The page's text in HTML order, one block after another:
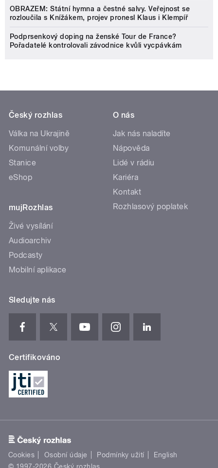
OBRAZEM: Státní hymna a čestné salvy. Veřejnost se
rozloučila s Knížákem, projev pronesl Klaus i Klempíř
Podprsenkový doping na ženské Tour de France?
Pořadatelé kontrolovali závodnice kvůli vycpávkám
Český rozhlas
Válka na Ukrajině
Komunální volby
Stanice
eShop
mujRozhlas
Živé vysílání
Audioarchiv
Podcasty
Mobilní aplikace
O nás
Jak nás naladíte
Nápověda
Lidé v rádiu
Kariéra
Kontakt
Rozhlasový poplatek
Sledujte nás
Certifikováno
Cookies Osobní údaje Podmínky užití
English